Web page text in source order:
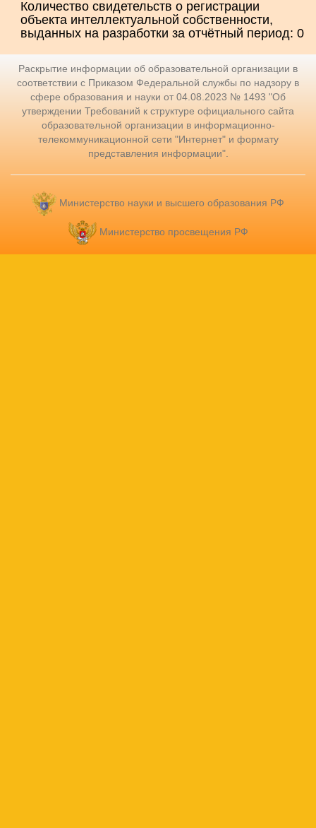
Количество свидетельств о регистрации
объекта интеллектуальной собственности,
выданных на разработки за отчётный период: 0
Раскрытие информации об образовательной организации в
соответствии с Приказом Федеральной службы по надзору в
сфере образования и науки от 04.08.2023 № 1493 "Об
утверждении Требований к структуре официального сайта
образовательной организации в информационно-
телекоммуникационной сети "Интернет" и формату
представления информации".
Министерство науки и высшего образования РФ
Министерство просвещения РФ